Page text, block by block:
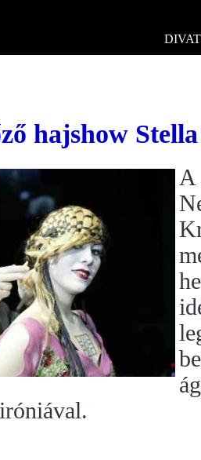
DIVAT
hajshow
A